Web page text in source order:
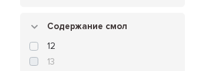
Содержание смол
12
13